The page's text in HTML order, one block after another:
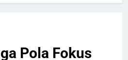
Pola Fokus